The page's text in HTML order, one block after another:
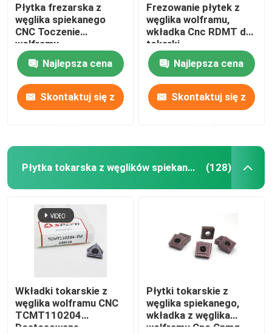
Płytka frezarska z
węglika spiekanego
CNC Toczenie
wolframu
MPHW060308
Najlepsza cena
Skontaktuj się z
Frezowanie płytek z
węglika wolframu,
wkładka Cnc RDMT do
tokarki
Najlepsza cena
Skontaktuj się z
Płytka tokarska z węglików spiekanych (128)
Wkładki tokarskie z
węglika wolframu CNC
TCMT110204
Dostosowane
Płytki tokarskie z
węglika spiekanego,
wkładka z węglika
wolframu Cnc Cnmg